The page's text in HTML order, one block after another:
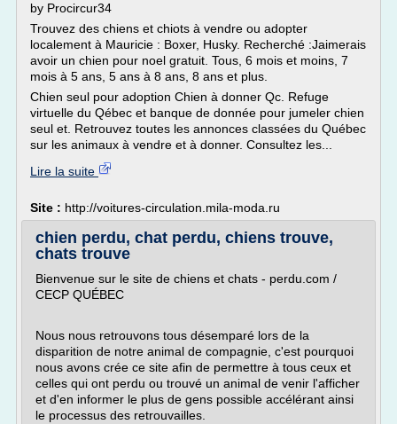
by Procircur34
Trouvez des chiens et chiots à vendre ou adopter
localement à Mauricie : Boxer, Husky. Recherché :Jaimerais
avoir un chien pour noel gratuit. Tous, 6 mois et moins, 7
mois à 5 ans, 5 ans à 8 ans, 8 ans et plus.
Chien seul pour adoption Chien à donner Qc. Refuge
virtuelle du Qébec et banque de donnée pour jumeler chien
seul et. Retrouvez toutes les annonces classées du Québec
sur les animaux à vendre et à donner. Consultez les...
Lire la suite
Site : http://voitures-circulation.mila-moda.ru
chien perdu, chat perdu, chiens trouve,
chats trouve
Bienvenue sur le site de chiens et chats - perdu.com /
CECP QUÉBEC
Nous nous retrouvons tous désemparé lors de la
disparition de notre animal de compagnie, c'est pourquoi
nous avons crée ce site afin de permettre à tous ceux et
celles qui ont perdu ou trouvé un animal de venir l'afficher
et d'en informer le plus de gens possible accélérant ainsi
le processus des retrouvailles.